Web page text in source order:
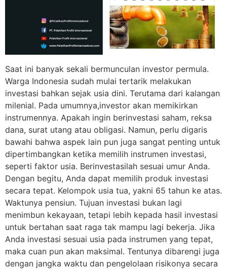
Saat ini banyak sekali bermunculan investor permula.
Warga Indonesia sudah mulai tertarik melakukan
investasi bahkan sejak usia dini. Terutama dari kalangan
milenial. Pada umumnya,investor akan memikirkan
instrumennya. Apakah ingin berinvestasi saham, reksa
dana, surat utang atau obligasi. Namun, perlu digaris
bawahi bahwa aspek lain pun juga sangat penting untuk
dipertimbangkan ketika memilih instrumen investasi,
seperti faktor usia. Berinvestasilah sesuai umur Anda.
Dengan begitu, Anda dapat memilih produk investasi
secara tepat. Kelompok usia tua, yakni 65 tahun ke atas.
Waktunya pensiun. Tujuan investasi bukan lagi
menimbun kekayaan, tetapi lebih kepada hasil investasi
untuk bertahan saat raga tak mampu lagi bekerja. Jika
Anda investasi sesuai usia pada instrumen yang tepat,
maka cuan pun akan maksimal. Tentunya dibarengi juga
dengan jangka waktu dan pengelolaan risikonya secara